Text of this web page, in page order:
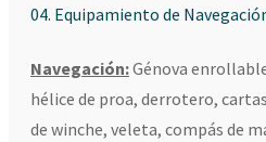
04. Equipamiento de
Navegación:Génova
hélice de proa, derrotero,
de winche, veleta, compás de